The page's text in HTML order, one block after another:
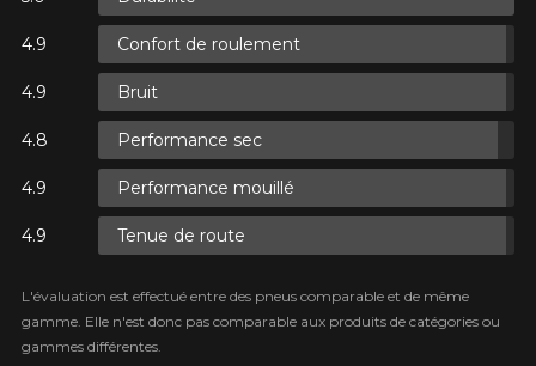
Confort de roulement
Bruit
Performance sec
Performance mouillé
Tenue de route
L'évaluation est effectué entre des pneus comparable et de même
gamme. Elle n'est donc pas comparable aux produits de catégories ou
gammes différentes.